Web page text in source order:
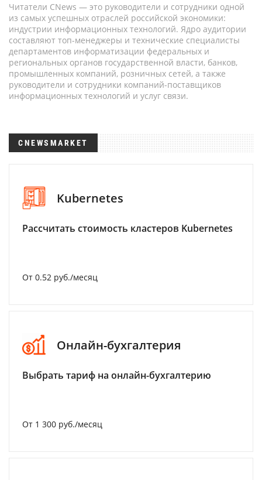
Читатели CNews — это руководители и сотрудники одной
из самых успешных отраслей российской экономики:
индустрии информационных технологий. Ядро аудитории
составляют топ-менеджеры и технические специалисты
департаментов информатизации федеральных и
региональных органов государственной власти, банков,
промышленных компаний, розничных сетей, а также
руководители и сотрудники компаний-поставщиков
информационных технологий и услуг связи.
CNEWSMARKET
Kubernetes
Рассчитать стоимость кластеров Kubernetes
От 0.52 руб./месяц
Онлайн-бухгалтерия
Выбрать тариф на онлайн-бухгалтерию
От 1 300 руб./месяц